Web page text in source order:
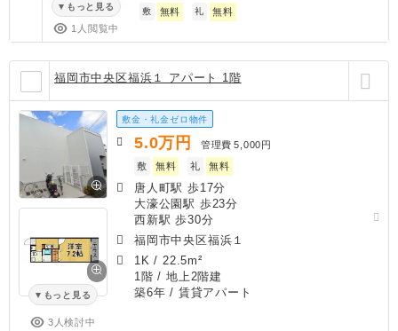
もっと見る
1人閲覧中
敷 無料 礼 無料
福岡市中央区福浜１ アパート 1階
もっと見る
3人検討中
敷金・礼金ゼロ物件
5.0万円 管理費 5,000円
敷
無料 礼 無料
唐人町駅 歩17分
大濠公園駅 歩23分
西新駅 歩30分
福岡市中央区福浜１
1K / 22.5m²
1階 / 地上2階建
築6年 / 賃貸アパート